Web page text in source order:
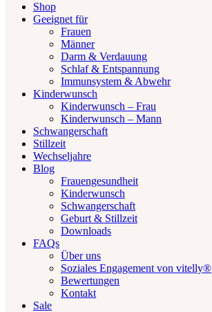
Shop
Geeignet für
Frauen
Männer
Darm & Verdauung
Schlaf & Entspannung
Immunsystem & Abwehr
Kinderwunsch
Kinderwunsch – Frau
Kinderwunsch – Mann
Schwangerschaft
Stillzeit
Wechseljahre
Blog
Frauengesundheit
Kinderwunsch
Schwangerschaft
Geburt & Stillzeit
Downloads
FAQs
Über uns
Soziales Engagement von vitelly®
Bewertungen
Kontakt
Sale